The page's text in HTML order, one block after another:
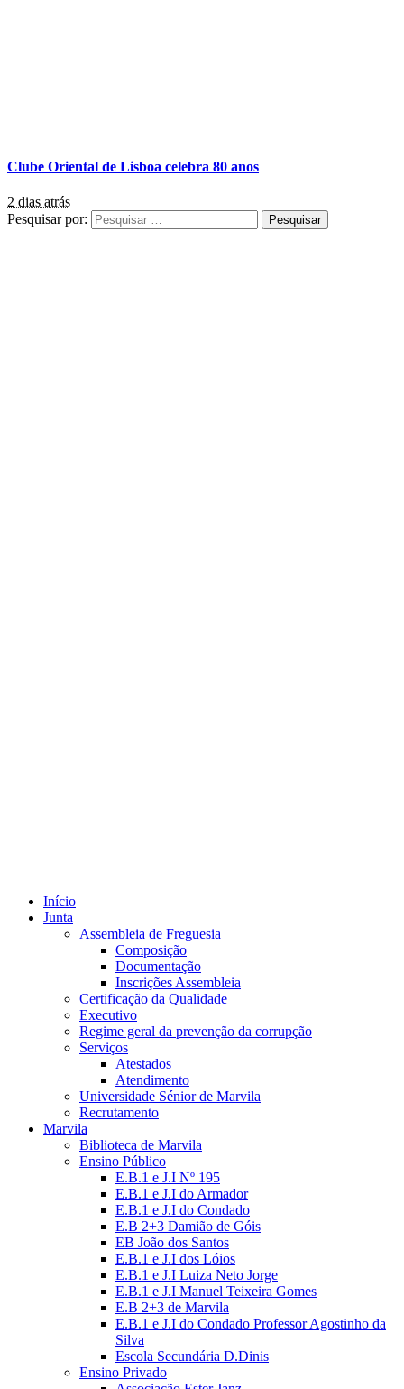
Clube Oriental de Lisboa celebra 80 anos
2 dias atrás
Pesquisar por:
Início
Junta
Assembleia de Freguesia
Composição
Documentação
Inscrições Assembleia
Certificação da Qualidade
Executivo
Regime geral da prevenção da corrupção
Serviços
Atestados
Atendimento
Universidade Sénior de Marvila
Recrutamento
Marvila
Biblioteca de Marvila
Ensino Público
E.B.1 e J.I Nº 195
E.B.1 e J.I do Armador
E.B.1 e J.I do Condado
E.B 2+3 Damião de Góis
EB João dos Santos
E.B.1 e J.I dos Lóios
E.B.1 e J.I Luiza Neto Jorge
E.B.1 e J.I Manuel Teixeira Gomes
E.B 2+3 de Marvila
E.B.1 e J.I do Condado Professor Agostinho da
Silva
Escola Secundária D.Dinis
Ensino Privado